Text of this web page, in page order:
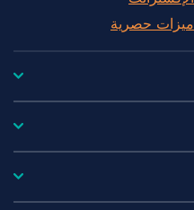
ميزات حصرية